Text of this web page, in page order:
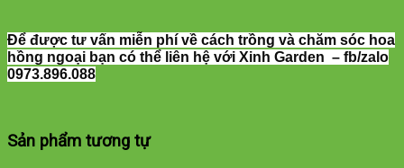
Để được tư vấn miễn phí về cách trồng và chăm sóc hoa
hồng ngoại bạn có thể liên hệ với Xinh Garden – fb/zalo
0973.896.088
Sản phẩm tương tự